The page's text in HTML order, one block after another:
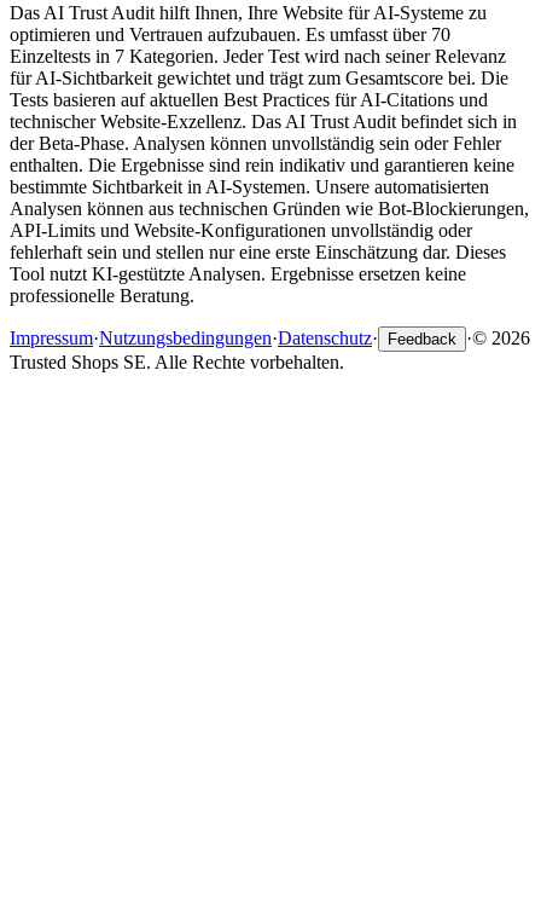
Das AI Trust Audit hilft Ihnen, Ihre Website für AI-Systeme zu
optimieren und Vertrauen aufzubauen. Es umfasst über 70
Einzeltests in 7 Kategorien. Jeder Test wird nach seiner Relevanz
für AI-Sichtbarkeit gewichtet und trägt zum Gesamtscore bei. Die
Tests basieren auf aktuellen Best Practices für AI-Citations und
technischer Website-Exzellenz. Das AI Trust Audit befindet sich in
der Beta-Phase. Analysen können unvollständig sein oder Fehler
enthalten. Die Ergebnisse sind rein indikativ und garantieren keine
bestimmte Sichtbarkeit in AI-Systemen. Unsere automatisierten
Analysen können aus technischen Gründen wie Bot-Blockierungen,
API-Limits und Website-Konfigurationen unvollständig oder
fehlerhaft sein und stellen nur eine erste Einschätzung dar. Dieses
Tool nutzt KI-gestützte Analysen. Ergebnisse ersetzen keine
professionelle Beratung.
Impressum·Nutzungsbedingungen·Datenschutz· Feedback ·© 2026
Trusted Shops SE. Alle Rechte vorbehalten.